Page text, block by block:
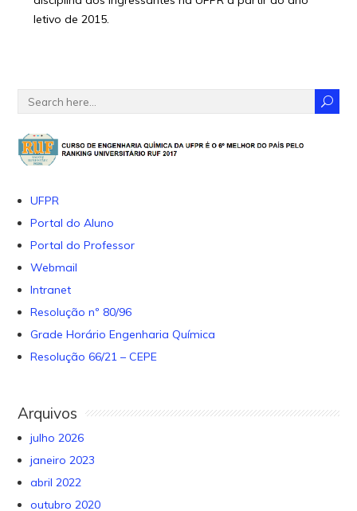
letivo de 2015.
UFPR
Portal do Aluno
Portal do Professor
Webmail
Intranet
Resolução nº 80/96
Grade Horário Engenharia Química
Resolução 66/21 – CEPE
Arquivos
julho 2026
janeiro 2023
abril 2022
outubro 2020